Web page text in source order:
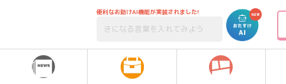
便利なお助けAI機能が実装されました!